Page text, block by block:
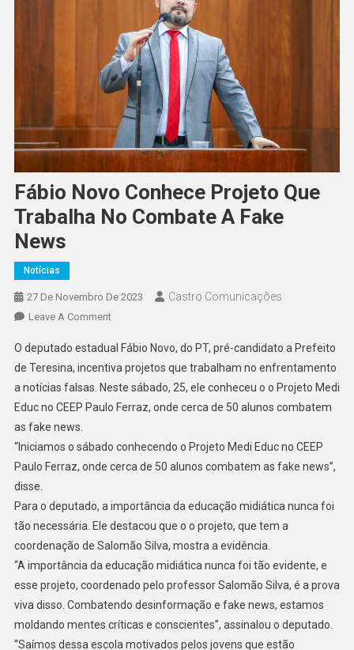
Fábio Novo Conhece Projeto Que
Trabalha No Combate A Fake
News
Notícias
27 De Novembro De 2023 Castro Comunicações
Leave A Comment
O deputado estadual Fábio Novo, do PT, pré-candidato a Prefeito
de Teresina, incentiva projetos que trabalham no enfrentamento
a notícias falsas. Neste sábado, 25, ele conheceu o o Projeto Medi
Educ no CEEP Paulo Ferraz, onde cerca de 50 alunos combatem
as fake news.
“Iniciamos o sábado conhecendo o Projeto Medi Educ no CEEP
Paulo Ferraz, onde cerca de 50 alunos combatem as fake news”,
disse.
Para o deputado, a importância da educação midiática nunca foi
tão necessária. Ele destacou que o o projeto, que tem a
coordenação de Salomão Silva, mostra a evidência.
“A importância da educação midiática nunca foi tão evidente, e
esse projeto, coordenado pelo professor Salomão Silva, é a prova
viva disso. Combatendo desinformação e fake news, estamos
moldando mentes críticas e conscientes”, assinalou o deputado.
“Saímos dessa escola motivados pelos jovens que estão